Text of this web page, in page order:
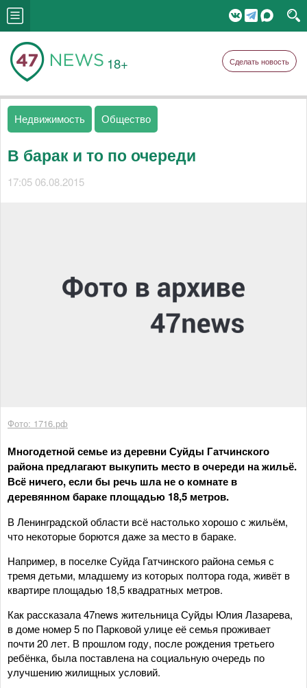
18+ Сделать новость
Недвижимость Общество
В барак и то по очереди
17:05 06.08.2015
Фото: 1716.рф
Многодетной семье из деревни Суйды Гатчинского
района предлагают выкупить место в очереди на жильё.
Всё ничего, если бы речь шла не о комнате в
деревянном бараке площадью 18,5 метров.
В Ленинградской области всё настолько хорошо с жильём,
что некоторые борются даже за место в бараке.
Например, в поселке Суйда Гатчинского района семья с
тремя детьми, младшему из которых полтора года, живёт в
квартире площадью 18,5 квадратных метров.
Как рассказала 47news жительница Суйды Юлия Лазарева,
в доме номер 5 по Парковой улице её семья проживает
почти 20 лет. В прошлом году, после рождения третьего
ребёнка, была поставлена на социальную очередь по
улучшению жилищных условий.